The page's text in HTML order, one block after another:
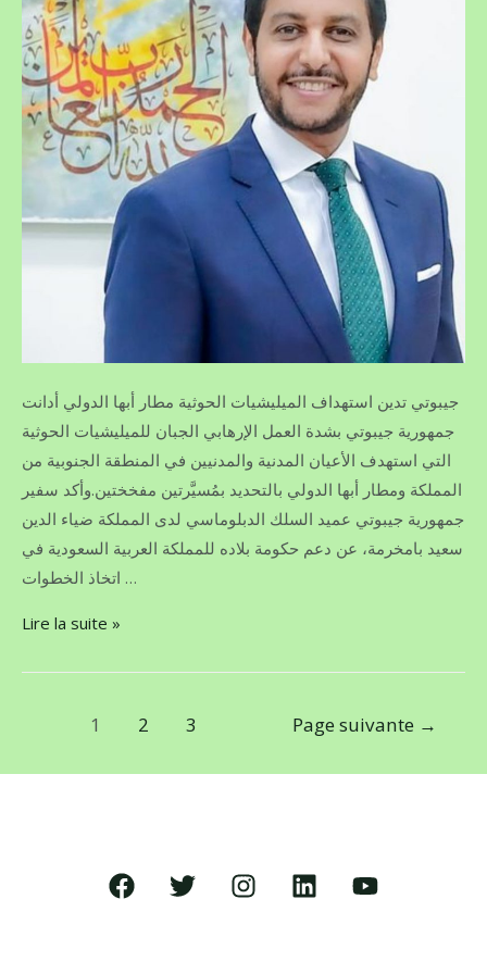
جيبوتي تدين استهداف الميليشيات الحوثية مطار أبها الدولي أدانت
جمهورية جيبوتي بشدة العمل الإرهابي الجبان للميليشيات الحوثية
التي استهدف الأعيان المدنية والمدنيين في المنطقة الجنوبية من
المملكة ومطار أبها الدولي بالتحديد بمُسيَّرتين مفخختين.وأكد سفير
جمهورية جيبوتي عميد السلك الدبلوماسي لدى المملكة ضياء الدين
سعيد بامخرمة، عن دعم حكومة بلاده للمملكة العربية السعودية في
اتخاذ الخطوات …
Lire la suite »
1 2 3 Page suivante →